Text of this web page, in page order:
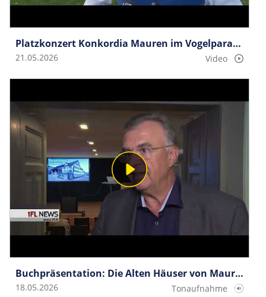
Platzkonzert Konkordia Mauren im Vogelparadies
21.05.2026 Video
Buchpräsentation: Die Alten Häuser von Mauren
18.05.2026 Tonaufnahme